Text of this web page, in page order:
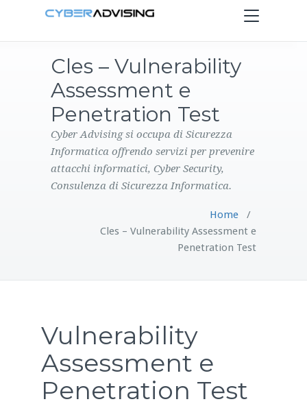
Toggle
navigation
PRODOTTI
CONTATTI
Cles – Vulnerability
Assessment e
Penetration Test
Cyber Advising si occupa di Sicurezza
Informatica offrendo servizi per prevenire
attacchi informatici, Cyber Security,
Consulenza di Sicurezza Informatica.
Home/
Cles – Vulnerability Assessment e
Penetration Test
Vulnerability
Assessment e
Penetration Test